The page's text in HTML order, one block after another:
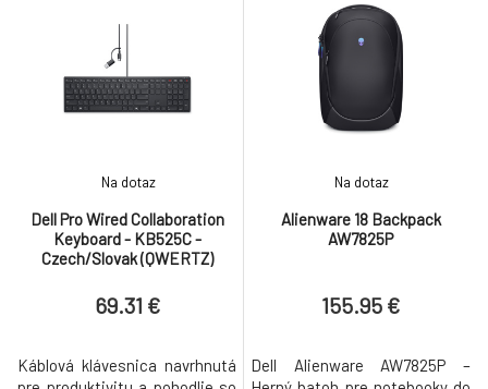
odozva: 20 kHz Funkcia:
Ochrana sluchu Adaptívne
aktívne potlačenie hluku
Bezdrôtové nabíjanie Nabíjanie
Predné vrecko, bočné vrecko
Rukoväte na prenášanie
Ramenný popruh Odolné voči
nečistotám Vodeodolné 590 g
Dell Pro Wired Collaboration
Keyboard - KB525C -
Czech/Slovak (QWERTZ)
Na dotaz
69.31 €
Káblová klávesnica navrhnutá
Alienware 18 Backpack
AW7825P
Na dotaz
155.95 €
Dell Alienware AW7825P –